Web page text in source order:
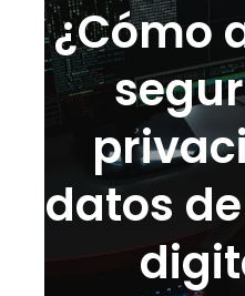
¿Cómo
datos